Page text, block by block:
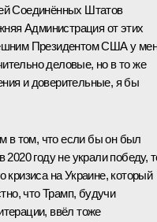
Соединённых Штатов
Администрация от этих
Президентом США у
деловые, но в то же
и доверительные, я бы
в том, что если бы он был
году не украли победу,
на Украине, который
что Трамп, будучи
ввёл тоже